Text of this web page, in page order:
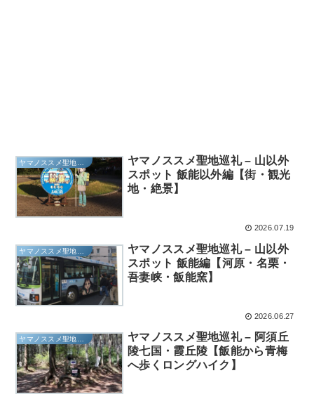
ヤマノススメ聖地巡礼
ヤマノススメ聖地巡礼 – 山以外
スポット 飯能以外編【街・観光
地・絶景】
2026.07.19
ヤマノススメ聖地巡礼 – 山以外
スポット 飯能編【河原・名栗・
吾妻峡・飯能窯】
2026.06.27
ヤマノススメ聖地巡礼
ヤマノススメ聖地巡礼 – 阿須丘
陵七国・霞丘陵【飯能から青梅
へ歩くロングハイク】